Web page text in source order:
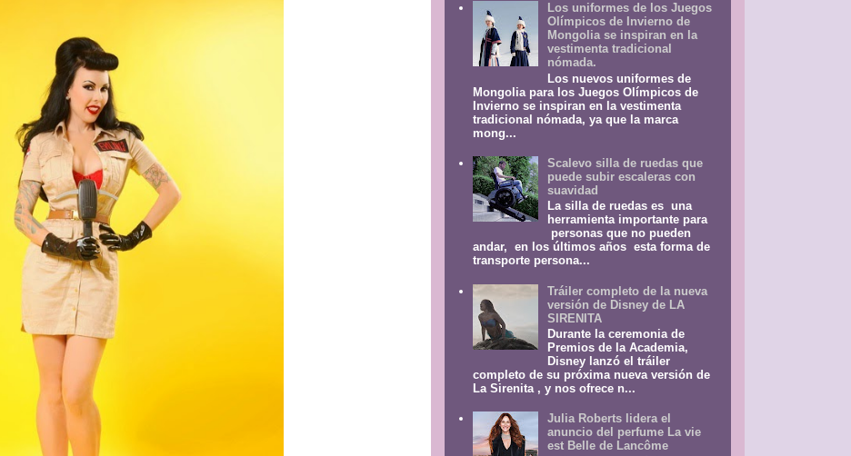
Los uniformes de los Juegos
Olímpicos de Invierno de
Mongolia se inspiran en la
vestimenta tradicional
nómada.
Los nuevos uniformes de
Mongolia para los Juegos Olímpicos de
Invierno se inspiran en la vestimenta
tradicional nómada, ya que la marca
mong...
Scalevo silla de ruedas que
puede subir escaleras con
suavidad
La silla de ruedas es una
herramienta importante para
personas que no pueden
andar, en los últimos años esta forma de
transporte persona...
Tráiler completo de la nueva
versión de Disney de LA
SIRENITA
Durante la ceremonia de
Premios de la Academia,
Disney lanzó el tráiler
completo de su próxima nueva versión de
La Sirenita , y nos ofrece n...
Julia Roberts lidera el
anuncio del perfume La vie
est Belle de Lancôme